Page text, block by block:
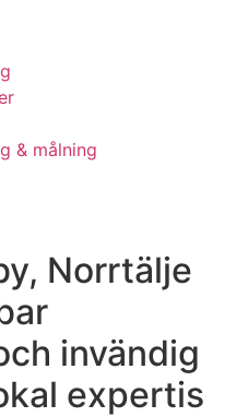
& målning
Norrtälje
invändig
expertis